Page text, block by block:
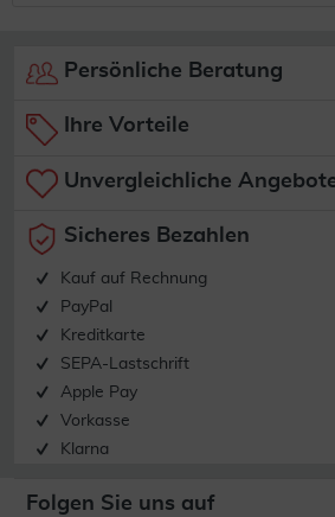
Persönliche Beratung
Ihre Vorteile
Unvergleichliche
Sicheres Bezahlen
Kauf auf Rechnung
PayPal
Kreditkarte
SEPA-Lastschrift
Apple Pay
Vorkasse
Klarna
Folgen Sie uns auf